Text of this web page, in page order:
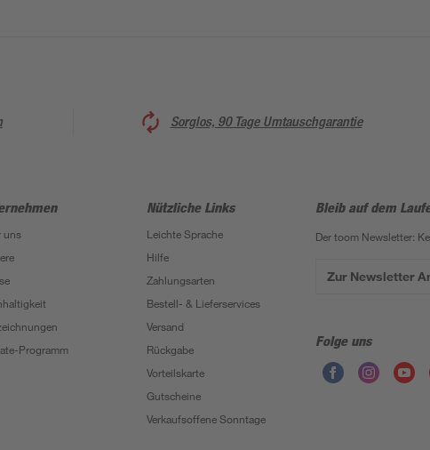
Sorglos, 90 Tage Umtauschgarantie
uns
Programm
Nützliche Links
Leichte Sprache
Hilfe
Zahlungsarten
Bestell- & Lieferservices
Versand
Rückgabe
Vorteilskarte
Gutscheine
Verkaufsoffene Sonntage
Bleib auf dem
Der toom Newsletter:
Zur Newsletter
Folge uns